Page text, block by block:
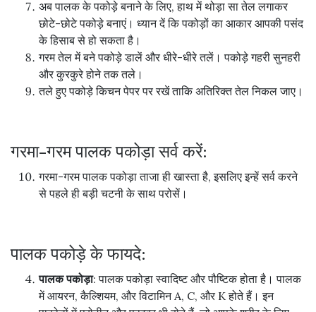
अब पालक के पकोड़े बनाने के लिए, हाथ में थोड़ा सा तेल लगाकर
छोटे-छोटे पकोड़े बनाएं। ध्यान दें कि पकोड़ों का आकार आपकी पसंद
के हिसाब से हो सकता है।
गरम तेल में बने पकोड़े डालें और धीरे-धीरे तलें। पकोड़े गहरी सुनहरी
और कुरकुरे होने तक तले।
तले हुए पकोड़े किचन पेपर पर रखें ताकि अतिरिक्त तेल निकल जाए।
गरमा-गरम पालक पकोड़ा सर्व करें:
गरमा-गरम पालक पकोड़ा ताजा ही खास्ता है, इसलिए इन्हें सर्व करने
से पहले ही बड़ी चटनी के साथ परोसें।
पालक पकोड़े के फायदे:
पालक पकोड़ा: पालक पकोड़ा स्वादिष्ट और पौष्टिक होता है। पालक
में आयरन, कैल्शियम, और विटामिन A, C, और K होते हैं। इन